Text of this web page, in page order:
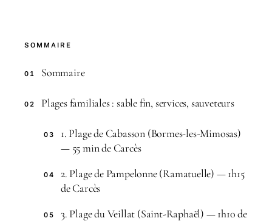
SOMMAIRE
01 Sommaire
02 Plages familiales : sable fin, services, sauveteurs
03
1. Plage de Cabasson (Bormes-les-Mimosas)
— 55 min de Carcès
04
2. Plage de Pampelonne (Ramatuelle) — 1h15
de Carcès
05
3. Plage du Veillat (Saint-Raphaël) — 1h10 de